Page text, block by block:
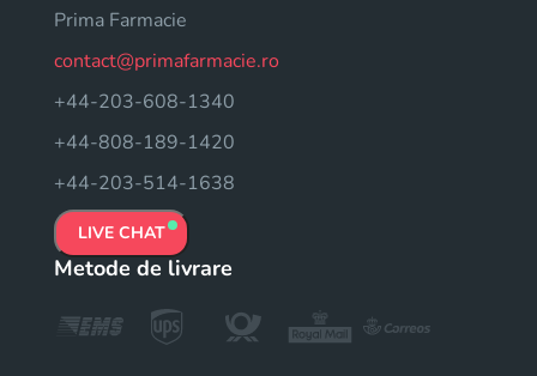
Prima Farmacie
contact@primafarmacie.ro
+44-203-608-1340
+44-808-189-1420
+44-203-514-1638
LIVE CHAT
Metode de livrare